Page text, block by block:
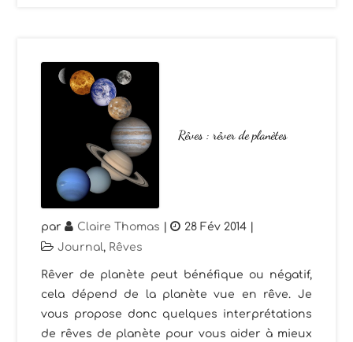
Rêves : rêver de planètes
par Claire Thomas | 28 Fév 2014
Journal, Rêves
Rêver de planète peut bénéfique ou négatif,
cela dépend de la planète vue en rêve. Je
vous propose donc quelques interprétations
de rêves de planète pour vous aider à mieux